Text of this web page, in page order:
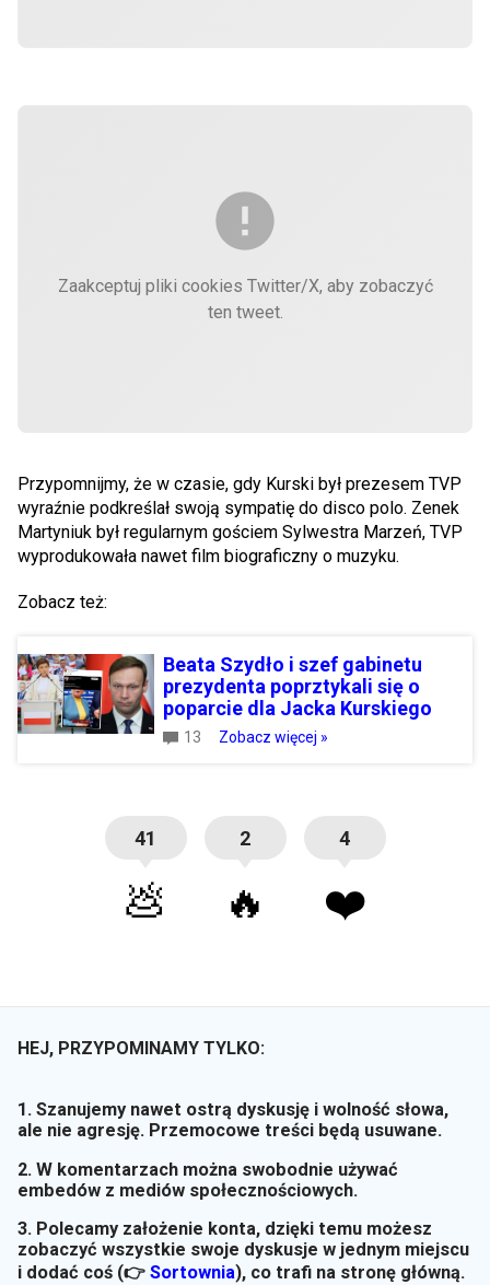
Zaakceptuj pliki cookies Twitter/X, aby zobaczyć
ten tweet.
Przypomnijmy, że w czasie, gdy Kurski był prezesem TVP
wyraźnie podkreślał swoją sympatię do disco polo. Zenek
Martyniuk był regularnym gościem Sylwestra Marzeń, TVP
wyprodukowała nawet film biograficzny o muzyku.
Zobacz też:
Beata Szydło i szef gabinetu
prezydenta poprztykali się o
poparcie dla Jacka Kurskiego
13 Zobacz więcej »
41
💩
2
🔥
4
❤️
HEJ, PRZYPOMINAMY TYLKO:
1. Szanujemy nawet ostrą dyskusję i wolność słowa,
ale nie agresję. Przemocowe treści będą usuwane.
2. W komentarzach można swobodnie używać
embedów z mediów społecznościowych.
3. Polecamy założenie konta, dzięki temu możesz
zobaczyć wszystkie swoje dyskusje w jednym miejscu
i dodać coś (👉 Sortownia), co trafi na stronę główną.